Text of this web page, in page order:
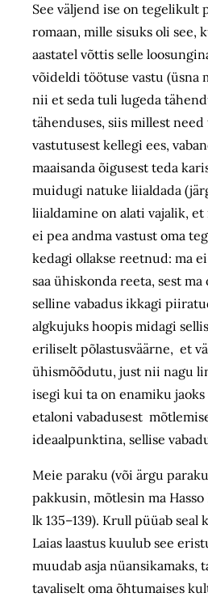
See väljend ise on tegelikult
romaan, mille sisuks oli see,
aastatel võttis selle
võideldi töötuse vastu (üsna
nii et seda tuli lugeda
tähenduses, siis millest
vastutusest kellegi ees,
maaisanda õigusest teda
muidugi natuke liialdada
liialdamine on alati vajalik, et
ei pea andma vastust oma
kedagi ollakse reetnud: ma
saa ühiskonda reeta, sest
selline vabadus ikkagi
algkujuks hoopis midagi
eriliselt põlastusväärne, et
ühismõõdutu, just nii nagu
isegi kui ta on enamiku
etaloni vabadusest
ideaalpunktina, sellise
Meie paraku (või ärgu
pakkusin, mõtlesin ma
lk 135–139). Krull püüab
Laias laastus kuulub see
muudab asja
tavaliselt oma õhtumaises